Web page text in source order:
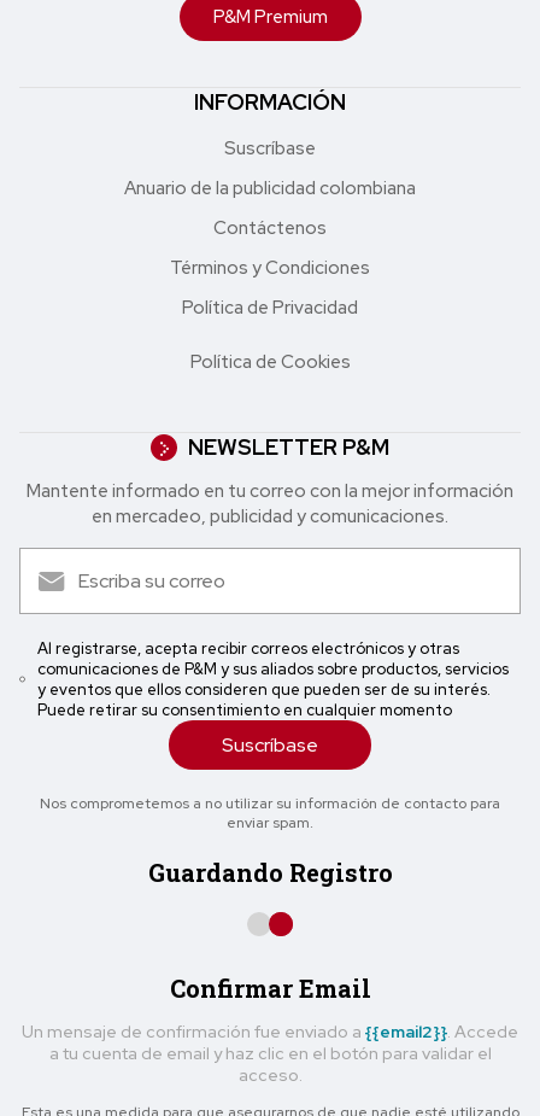
P&M Premium
INFORMACIÓN
Suscríbase
Anuario de la publicidad colombiana
Contáctenos
Términos y Condiciones
Política de Privacidad
Política de Cookies
NEWSLETTER P&M
Mantente informado en tu correo con la mejor in formación
en mercadeo, publicidad y comunicaciones.
Al registrarse, acepta recibir correos electrónicos y otras
comunicaciones de P&M y sus aliados sobre productos, servicios
y eventos que ellos consideren que pueden ser de su interés.
Puede retirar su consentimiento en cualquier momento
Suscríbase
Nos comprometemos a no utilizar su información de contacto para
enviar spam.
Guardando Registro
Confirmar Email
Un mensaje de confirmación fue enviado a {{email2}} . Accede
a tu cuenta de email y haz clic en el botón para validar el
acceso.
Esta es una medida para que asegurarnos de que nadie esté utilizando